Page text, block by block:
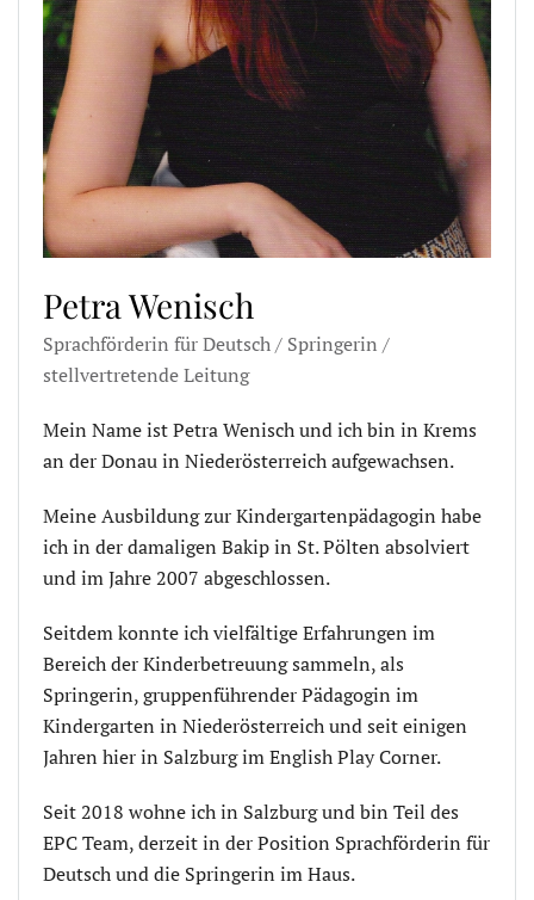
Petra Wenisch
Sprachförderin für Deutsch / Springerin /
stellvertretende Leitung
Mein Name ist Petra Wenisch und ich bin in Krems
an der Donau in Niederösterreich aufgewachsen.
Meine Ausbildung zur Kindergartenpädagogin habe
ich in der damaligen Bakip in St. Pölten absolviert
und im Jahre 2007 abgeschlossen.
Seitdem konnte ich vielfältige Erfahrungen im
Bereich der Kinderbetreuung sammeln, als
Springerin, gruppenführender Pädagogin im
Kindergarten in Niederösterreich und seit einigen
Jahren hier in Salzburg im English Play Corner.
Seit 2018 wohne ich in Salzburg und bin Teil des
EPC Team, derzeit in der Position Sprachförderin für
Deutsch und die Springerin im Haus.